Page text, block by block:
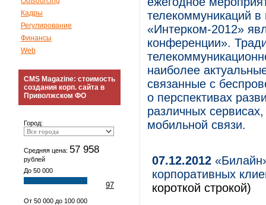
Кадры
Регулирование
Финансы
Web
CMS Magazine: стоимость
создания корп. сайта в
Приволжском ФО
Город:
Средняя цена: 57 958
рублей
До 50 000
97
От 50 000 до 100 000
телекоммуникаций
«Интерком-2012»
конференции».
наиболее
связанные с
о перспективах
различных
мобильной связи.
07.12.2012
корпоративных
короткой строкой)